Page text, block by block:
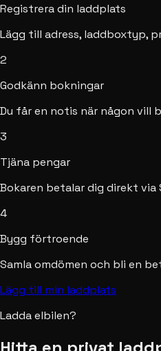
Registrera din laddplats
Lägg till adress, laddboxtyp,
2
Godkänn bokningar
Du får en notis när någon vill
3
Tjäna pengar
Bokaren betalar dig direkt
4
Bygg förtroende
Samla omdömen och bli en
Lägg till min laddplats
Ladda elbilen?